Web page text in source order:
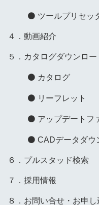
ツールプリセッ
４．動画紹介
５．カタログダウンロー
カタログ
リーフレット
アップデートフ
CADデータダウ
６．プルスタッド検索
７．採用情報
８．お問い合せ・お申し